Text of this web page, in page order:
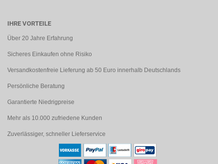
IHRE VORTEILE
Über 20 Jahre Erfahrung
Sicheres Einkaufen ohne Risiko
Versandkostenfreie Lieferung ab 50 Euro innerhalb Deutschlands
Persönliche Beratung
Garantierte Niedrigpreise
Mehr als 10.000 zufriedene Kunden
Zuverlässiger, schneller Lieferservice